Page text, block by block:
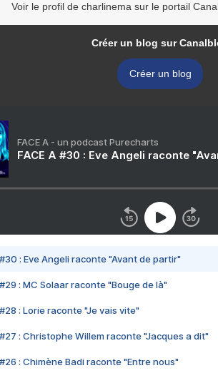
Voir le profil de charlinema sur le portail
Créer un blog sur
Créer un blog
FACE A - un podcast Purecharts
FACE A #30 : Eve Angeli raconte
#30 : Eve Angeli raconte "Avant de partir"
#29 : MC Solaar raconte "Bouge de là"
#28 : Lorie raconte "Je vais vite"
#27 : Christophe Willem raconte "Jacques a dit"
#26 : Chimène Badi raconte "Entre nous"